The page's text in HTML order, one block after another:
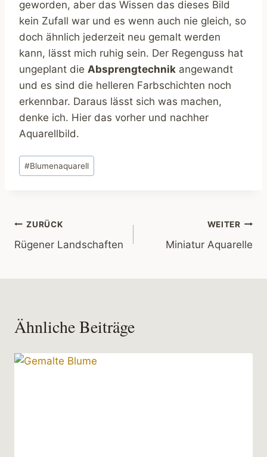
geworden, aber das Wissen das dieses Bild
kein Zufall war und es wenn auch nie gleich, so
doch ähnlich jederzeit neu gemalt werden
kann, lässt mich ruhig sein. Der Regenguss hat
ungeplant die Absprengtechnik angewandt
und es sind die helleren Farbschichten noch
erkennbar. Daraus lässt sich was machen,
denke ich. Hier das vorher und nachher
Aquarellbild.
Schlagworte:
#Blumenaquarell
Beitragsnavigation
ZURÜCK
Rügener Landschaften
WEITER
Miniatur Aquarelle
Ähnliche Beiträge